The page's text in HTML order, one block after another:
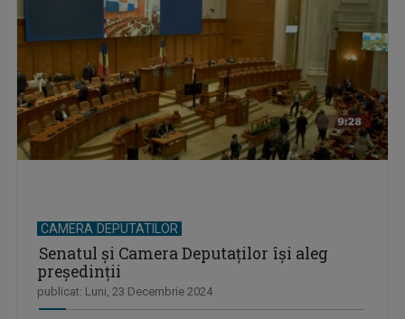
CAMERA DEPUTATILOR
Senatul şi Camera Deputaţilor îşi aleg
preşedinţii
publicat: Luni, 23 Decembrie 2024